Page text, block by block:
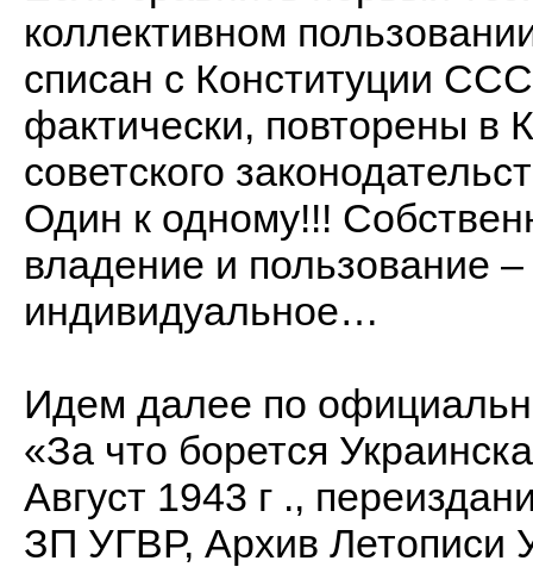
коллективном
списан с Конституции
фактически, повторены в
советского
Один к одному!!!
владение и пользование
индивидуальное…
Идем далее по
«За что борется
Август 1943 г .,
ЗП УГВР, Архив Летописи